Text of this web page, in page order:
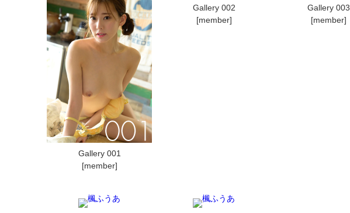
Gallery 001
[member]
Gallery 002
[member]
Gallery 003
[member]